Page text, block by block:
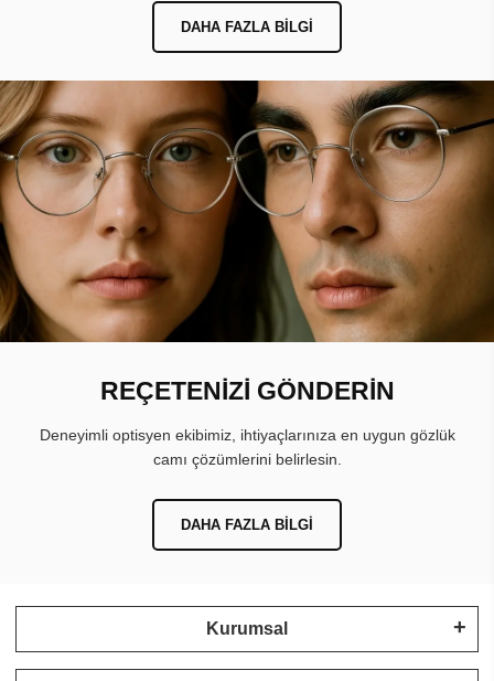
DAHA FAZLA BILGI
REÇETENİZİ GÖNDERİN
Deneyimli optisyen ekibimiz, ihtiyaçlarınıza en uygun gözlük
camı çözümlerini belirlesin.
DAHA FAZLA BILGI
Kurumsal